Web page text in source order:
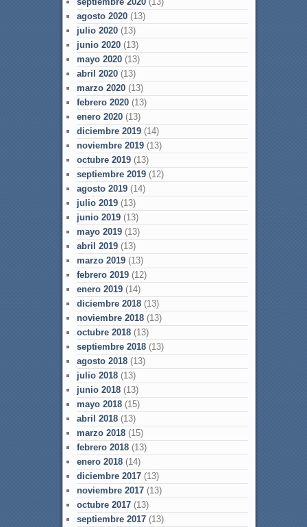
agosto 2020(13)
julio 2020(13)
junio 2020(13)
mayo 2020(13)
abril 2020(13)
marzo 2020(13)
febrero 2020(13)
enero 2020(13)
diciembre 2019(14)
noviembre 2019(13)
octubre 2019(13)
septiembre 2019(12)
agosto 2019(14)
julio 2019(13)
junio 2019(13)
mayo 2019(13)
abril 2019(13)
marzo 2019(13)
febrero 2019(12)
enero 2019(14)
diciembre 2018(13)
noviembre 2018(13)
octubre 2018(13)
septiembre 2018(13)
agosto 2018(13)
julio 2018(13)
junio 2018(13)
mayo 2018(15)
abril 2018(13)
marzo 2018(15)
febrero 2018(13)
enero 2018(14)
diciembre 2017(13)
noviembre 2017(13)
octubre 2017(13)
septiembre 2017(13)